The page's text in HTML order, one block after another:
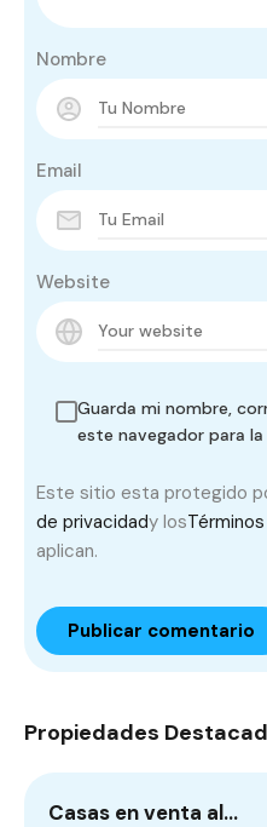
Nombre
Email
Website
Guarda mi nombre,
este navegador para
Este sitio esta protegido
de privacidady los
aplican.
Propiedades
Casas en venta al…